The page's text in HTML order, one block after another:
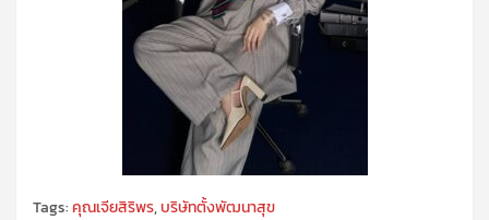
Tags:คุณเจียสิริพร,บริษัทตั้งพัฒนาสุข